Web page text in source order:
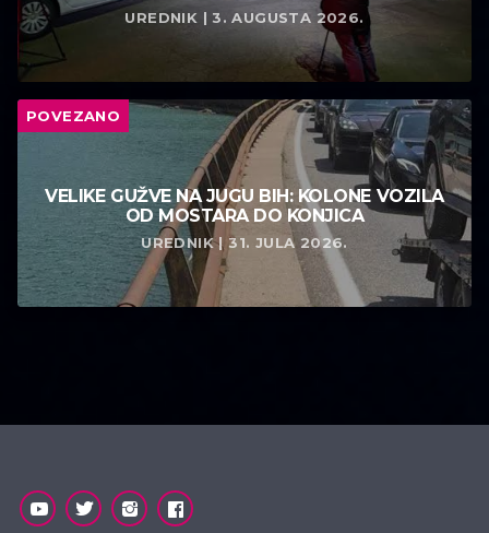
UREDNIK | 3. AUGUSTA 2026.
POVEZANO
VELIKE GUŽVE NA JUGU BIH: KOLONE VOZILA
OD MOSTARA DO KONJICA
UREDNIK | 31. JULA 2026.